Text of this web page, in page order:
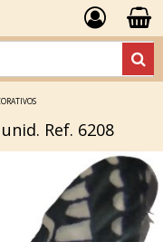
Ref. 6208